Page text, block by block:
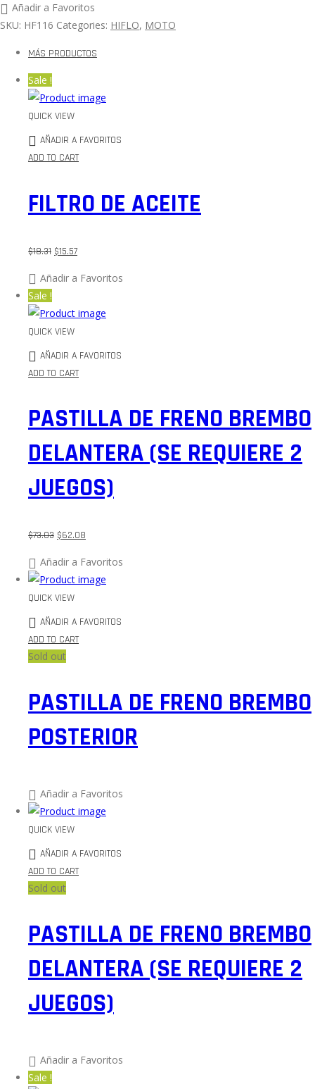
Añadir a Favoritos
SKU: HF116 Categories: HIFLO, MOTO
MÁS PRODUCTOS
Sale !
QUICK VIEW
AÑADIR A FAVORITOS
ADD TO CART
FILTRO DE ACEITE
$18.31 $15.57
Añadir a Favoritos
Sale !
QUICK VIEW
AÑADIR A FAVORITOS
ADD TO CART
PASTILLA DE FRENO BREMBO
DELANTERA (SE REQUIERE 2
JUEGOS)
$73.03 $62.08
Añadir a Favoritos
QUICK VIEW
AÑADIR A FAVORITOS
ADD TO CART
Sold out
PASTILLA DE FRENO BREMBO
POSTERIOR
Añadir a Favoritos
QUICK VIEW
AÑADIR A FAVORITOS
ADD TO CART
Sold out
PASTILLA DE FRENO BREMBO
DELANTERA (SE REQUIERE 2
JUEGOS)
Añadir a Favoritos
Sale !